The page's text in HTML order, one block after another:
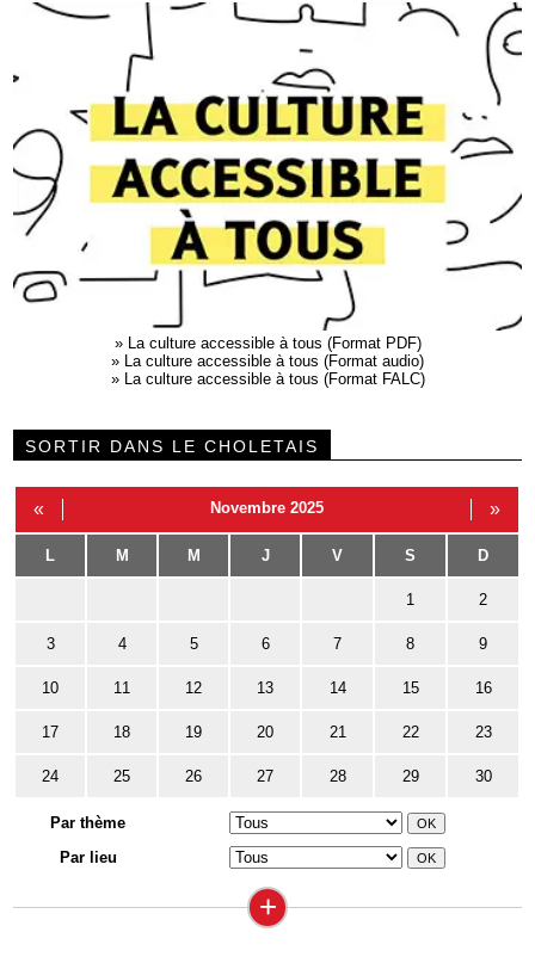
» La culture accessible à tous (Format PDF)
» La culture accessible à tous (Format audio)
» La culture accessible à tous (Format FALC)
SORTIR DANS LE CHOLETAIS
« Novembre 2025 »
L M M J V S D
1 2
3 4 5 6 7 8 9
10 11 12 13 14 15 16
17 18 19 20 21 22 23
24 25 26 27 28 29 30
Par thème
Par lieu
+